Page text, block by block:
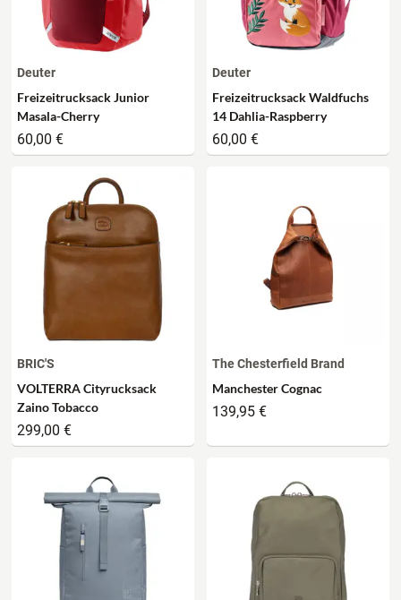
Deuter
Freizeitrucksack Junior
Masala-Cherry
60,00 €
Deuter
Freizeitrucksack Waldfuchs
14 Dahlia-Raspberry
60,00 €
BRIC'S
VOLTERRA Cityrucksack
Zaino Tobacco
299,00 €
The Chesterfield Brand
Manchester Cognac
139,95 €